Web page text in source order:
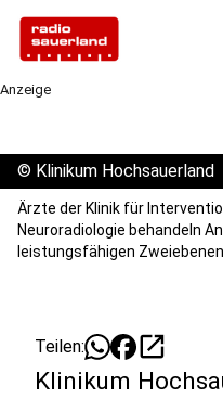
Anzeige
© Klinikum Hochsauerland
Ärzte der Klinik für
Neuroradiologie behandeln
leistungsfähigen
Teilen: open_in_new
Klinikum